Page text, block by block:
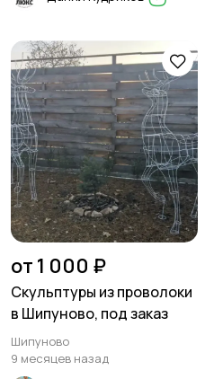
от 1 000 ₽
Скульптуры из проволоки
в Шипуново, под заказ
Шипуново
9 месяцев назад